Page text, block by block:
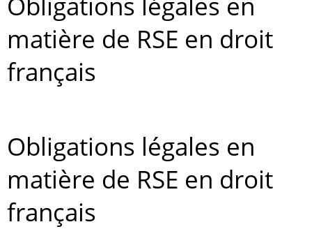
matière de RSE en droit
français
Obligations légales en
matière de RSE en droit
français